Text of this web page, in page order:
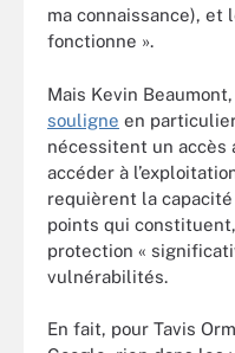
ma connaissance), et
fonctionne ».
Mais Kevin
souligne en
nécessitent un accès
accéder à
requièrent la capacité
points qui
protection «
vulnérabilités.
En fait, pour Tavis